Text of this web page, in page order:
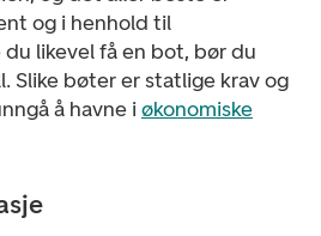
og i henhold til
likevel få en bot, bør du
Slike bøter er statlige krav og
å havne i økonomiske